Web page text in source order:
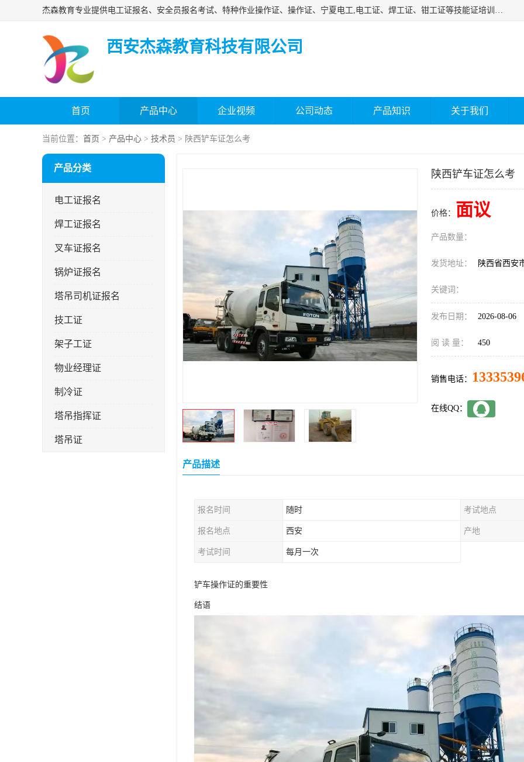
杰森教育专业提供电工证报名、安全员报名考试、特种作业操作证、操作证、宁夏电工,电工证、焊工证、钳工证等技能证培训课程。
西安杰森教育科技有限公司
首页 产品中心 企业视频 公司动态 产品知识 关于我们
当前位置： 首页 > 产品中心 > 技术员 > 陕西铲车证怎么考
产品分类
电工证报名
焊工证报名
叉车证报名
锅炉证报名
塔吊司机证报名
技工证
架子工证
物业经理证
制冷证
塔吊指挥证
塔吊证
陕西铲车证怎么考
价格： 面议
产品数量：
发货地址： 陕西省西
关键词：
发布日期： 2026-08-06
阅 读 量： 450
销售电话：
在线QQ：
产品描述
报名时间 随时 考试地点
报名地点 西安 产地
考试时间 每月一次
铲车操作证的重要性
结语